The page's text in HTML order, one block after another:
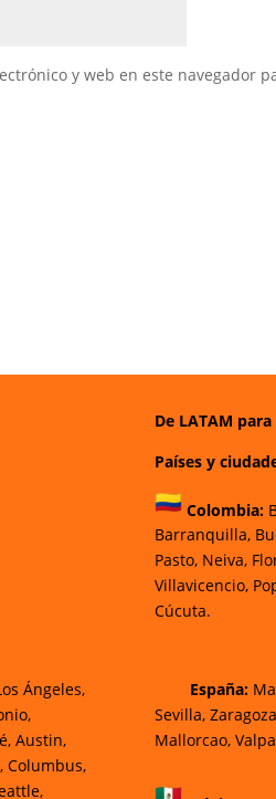
y web en este navegador
De LATAM
Países y
Colombia:
Barranquilla,
Pasto, Neiva,
Villavicencio,
Cúcuta.
Ángeles,
Austin,
Columbus,
España:
Sevilla,
Mallorcao,